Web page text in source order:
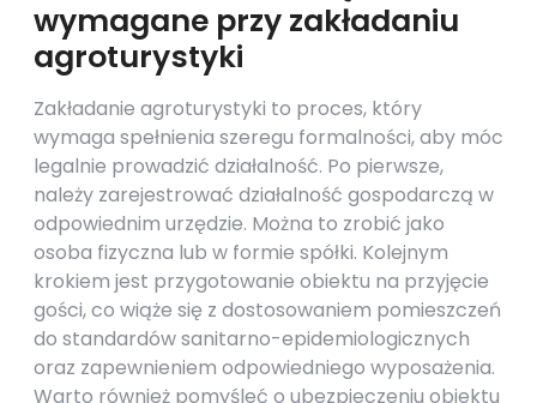
wymagane przy zakładaniu
agroturystyki
Zakładanie agroturystyki to proces, który
wymaga spełnienia szeregu formalności, aby móc
legalnie prowadzić działalność. Po pierwsze,
należy zarejestrować działalność gospodarczą w
odpowiednim urzędzie. Można to zrobić jako
osoba fizyczna lub w formie spółki. Kolejnym
krokiem jest przygotowanie obiektu na przyjęcie
gości, co wiąże się z dostosowaniem pomieszczeń
do standardów sanitarno-epidemiologicznych
oraz zapewnieniem odpowiedniego wyposażenia.
Warto również pomyśleć o ubezpieczeniu obiektu